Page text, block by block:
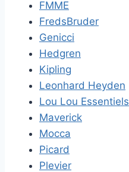
FMME
FredsBruder
Genicci
Hedgren
Kipling
Leonhard Heyden
Lou Lou Essentiels
Maverick
Mocca
Picard
Plevier